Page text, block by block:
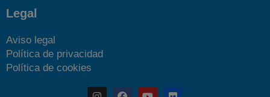
Legal
Aviso legal
Política de privacidad
Política de cookies